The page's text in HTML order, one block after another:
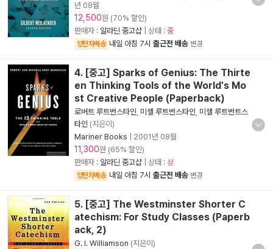
년 08월
12,500원 (70% 할인)
판매자 : 알라딘 중고샵 | 상태 : 중
양탄자배송 내일 아침 7시 출근전 배송 변경
4. [중고] Sparks of Genius: The Thirte
en Thinking Tools of the World's Mo
st Creative People (Paperback)
로버트 루트번스타인 미셸 루트번스타인 미셸 루트번트스
타인 (지은이)
Mariner Books
2001년 08월
11,300원 (65% 할인)
판매자 : 알라딘 중고샵 | 상태 : 상
양탄자배송 내일 아침 7시 출근전 배송 변경
5. [중고] The Westminster Shorter C
atechism: For Study Classes (Paperb
ack, 2)
G. I. Williamson (지은이)